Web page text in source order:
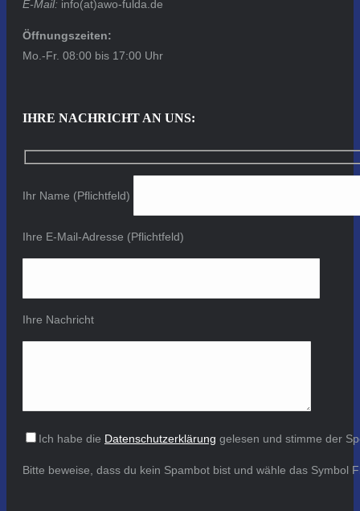
E-Mail: info(at)awo-fulda.de
Öffnungszeiten:
Mo.-Fr. 08:00 bis 17:00 Uhr
IHRE NACHRICHT AN UNS:
Ihr Name (Pflichtfeld)
Ihre E-Mail-Adresse (Pflichtfeld)
Ihre Nachricht
Ich habe die Datenschutzerklärung gelesen und stimme der
Bitte beweise, dass du kein Spambot bist und wähle das Symbol